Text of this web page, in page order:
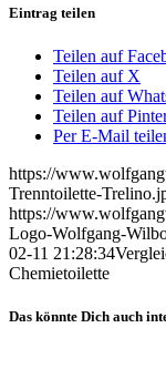
Eintrag teilen
Teilen auf
Teilen auf X
Teilen auf
Teilen auf
Per E-Mail
https://
Trenntoilette-
https://
Logo-Wolfgang-
02-11 21:28:34
Chemietoilette
Das könnte Dich auch